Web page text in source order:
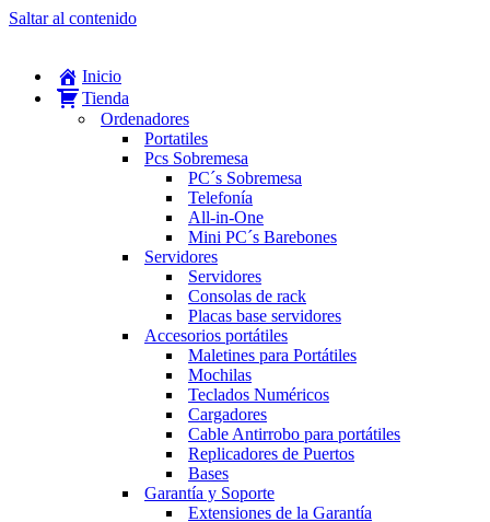
Saltar al contenido
Inicio
Tienda
Ordenadores
Portatiles
Pcs Sobremesa
PC´s Sobremesa
Telefonía
All-in-One
Mini PC´s Barebones
Servidores
Servidores
Consolas de rack
Placas base servidores
Accesorios portátiles
Maletines para Portátiles
Mochilas
Teclados Numéricos
Cargadores
Cable Antirrobo para portátiles
Replicadores de Puertos
Bases
Garantía y Soporte
Extensiones de la Garantía